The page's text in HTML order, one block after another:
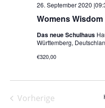
Womens
26. September 2020
Das neue Schulhaus
Württemberg,
€320,00
Vorherige